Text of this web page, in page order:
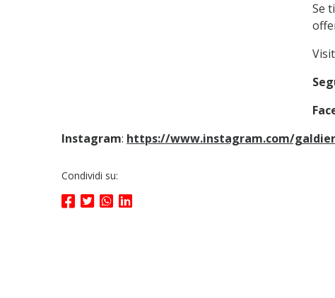
Se
Instagram: https://www.instagram.com/
Condividi su: